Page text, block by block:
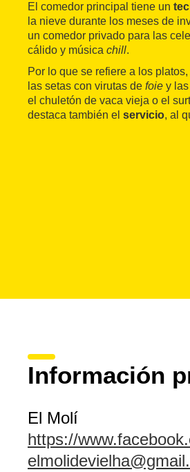
El comedor principal tiene un
la nieve durante los meses de
un comedor privado para las
cálido y música chill.
Por lo que se refiere a los
las setas con virutas de foie y
el chuletón de vaca vieja o el
destaca también el servicio, al
Información
El Molí
https://